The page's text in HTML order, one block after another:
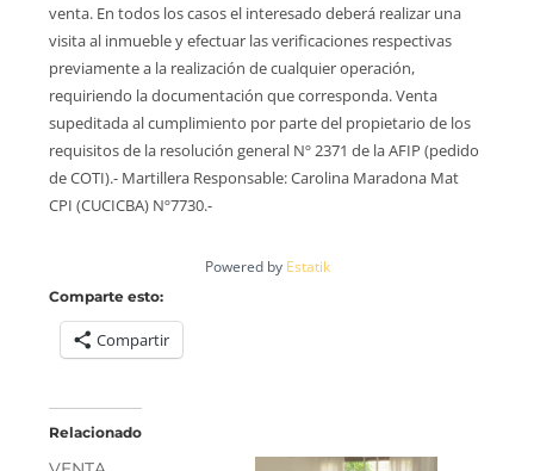
venta. En todos los casos el interesado deberá realizar una
visita al inmueble y efectuar las verificaciones respectivas
previamente a la realización de cualquier operación,
requiriendo la documentación que corresponda. Venta
supeditada al cumplimiento por parte del propietario de los
requisitos de la resolución general Nº 2371 de la AFIP (pedido
de COTI).- Martillera Responsable: Carolina Maradona Mat
CPI (CUCICBA) Nº7730.-
Powered by Estatik
Comparte esto:
Compartir
Relacionado